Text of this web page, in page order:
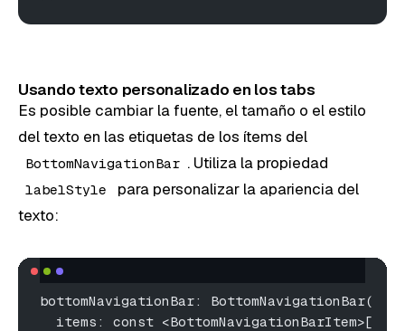
Usando texto personalizado en los tabs
Es posible cambiar la fuente, el tamaño o el estilo
del texto en las etiquetas de los ítems del
BottomNavigationBar . Utiliza la propiedad
labelStyle
para personalizar la apariencia del
texto:
bottomNavigationBar: BottomNavigationBar(
  items: const <BottomNavigationBarItem>[